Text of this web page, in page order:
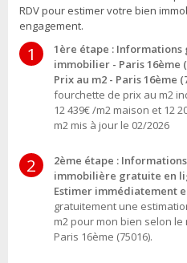
RDV pour estimer votre bien
engagement.
1
1ère étape :
immobilier - Paris 16ème
Prix au m2 - Paris 16ème
fourchette de prix au m2
12 439€ /m2 maison et 12
m2 mis à jour le 02/2026
2
2ème étape :
immobilière gratuite en
Estimer immédiatement
gratuitement une
m2 pour mon bien selon
Paris 16ème (75016).